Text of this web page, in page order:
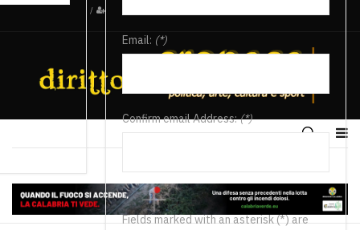
/
Email: (*)
Confirm email Address:(*)
Fields marked with an asterisk (*) are